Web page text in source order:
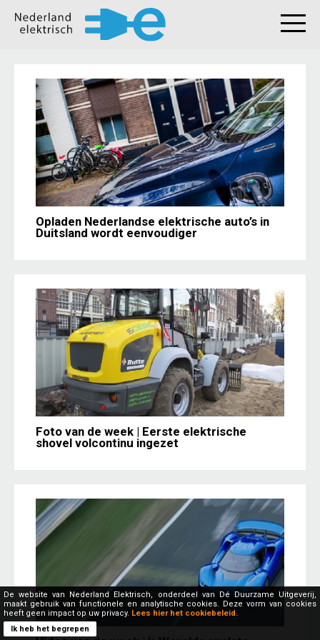
Opladen Nederlandse elektrische auto’s in
Duitsland wordt eenvoudiger
Foto van de week | Eerste elektrische
shovel volcontinu ingezet
De website van Nederland Elektrisch, onderdeel van Dé Duurzame Uitgeverij,
maakt gebruik van functionele en analytische cookies. Deze vorm van cookies
heeft geen impact op uw privacy. Lees hier het cookiebeleid.
Ik heb het begrepen